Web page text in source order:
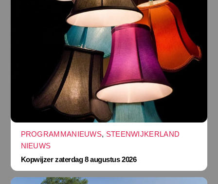
PROGRAMMANIEUWS, STEENWIJKERLAND
NIEUWS
Kopwijzer zaterdag 8 augustus 2026